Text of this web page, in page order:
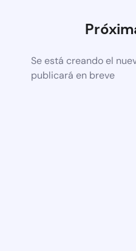
Se está creando el
publicará en breve